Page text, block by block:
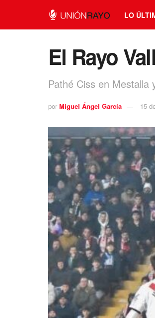
LO
El Rayo
Pathé Ciss en Mestalla
por Miguel Ángel García 15